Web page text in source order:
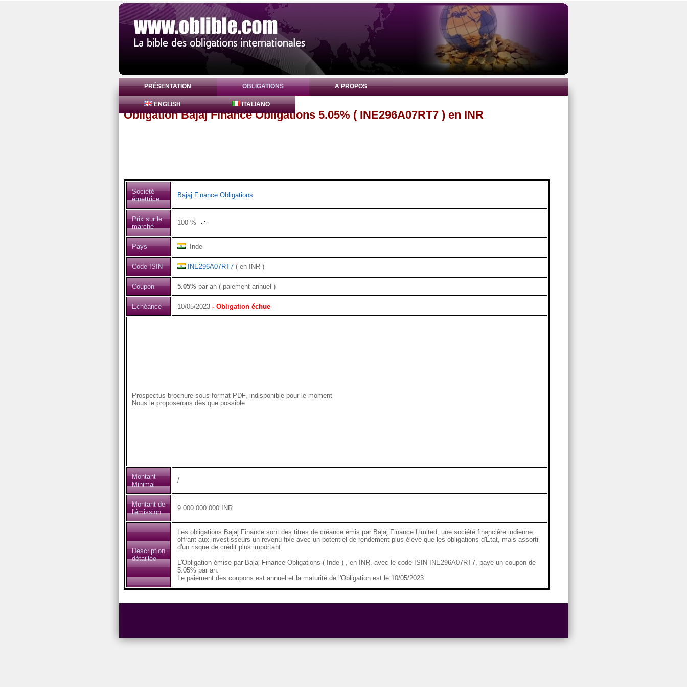
PRÉSENTATION OBLIGATIONS A PROPOS
ENGLISH ITALIANO
Obligation Bajaj Finance Obligations 5.05% ( INE296A07RT7 ) en INR
Société
émettrice
Bajaj Finance Obligations
Prix sur le
marché
100% ⇌
Pays Inde
Code ISIN INE296A07RT7( en INR )
Coupon 5.05%par an ( paiement annuel )
Echéance 10/05/2023- Obligation échue
Prospectus brochure sous format PDF, indisponible pour le moment
Nous le proposerons dès que possible
Montant
Minimal
/
Montant de
l'émission
9 000 000 000 INR
Description
détaillée
Les obligations Bajaj Finance sont des titres de créance émis par Bajaj Finance Limited, une société financière indienne,
offrant aux investisseurs un revenu fixe avec un potentiel de rendement plus élevé que les obligations d'État, mais assorti
d'un risque de crédit plus important.
L'Obligation émise par Bajaj Finance Obligations ( Inde ) , en INR, avec le code ISIN INE296A07RT7, paye un coupon de
5.05% par an.
Le paiement des coupons est annuel et la maturité de l'Obligation est le 10/05/2023